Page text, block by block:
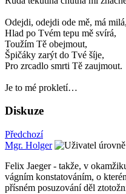
Odejdi, odejdi ode mě, má milá,
Hlad po Tvém tepu mě svírá,
Toužím Tě obejmout,
Špičáky zarýt do Tvé šíje,
Pro zrcadlo smrti Tě zaujmout.
Je to mé prokletí…
Diskuze
Předchozí
Mgr. Holger
Felix Jaeger - takže, v
vágním konstatováním, o
přísném posuzování děl